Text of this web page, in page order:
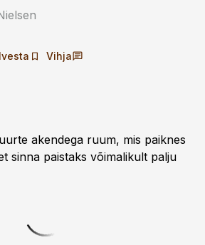
Vihja
akendega ruum, mis paiknes
sinna paistaks võimalikult palju